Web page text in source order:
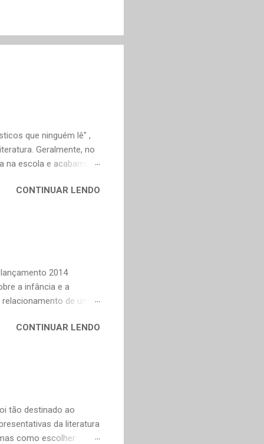
que ninguém lê" ,
Geralmente, no
escola e acabamos
nossa maturidade, pode
autores de fora,
Carlos
Fernando
CONTINUAR LENDO
2014
a infância e a
de um
saudade de uma época
todas as vontades
pedir uma coisa o
valorizar. — Bom,
CONTINUAR LENDO
tão destinado ao
da literatura
como escolher